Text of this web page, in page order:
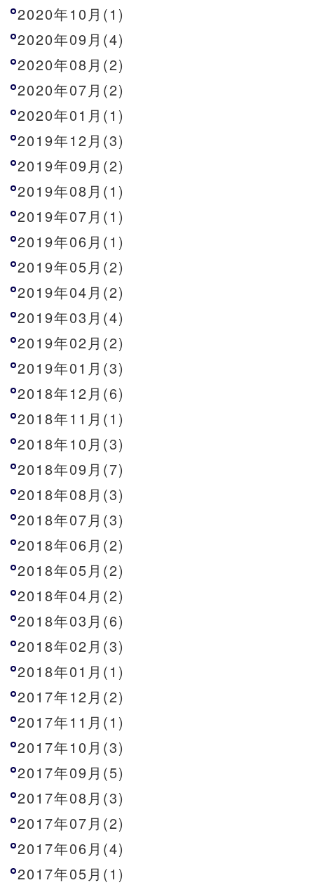
2020年10月(1)
2020年09月(4)
2020年08月(2)
2020年07月(2)
2020年01月(1)
2019年12月(3)
2019年09月(2)
2019年08月(1)
2019年07月(1)
2019年06月(1)
2019年05月(2)
2019年04月(2)
2019年03月(4)
2019年02月(2)
2019年01月(3)
2018年12月(6)
2018年11月(1)
2018年10月(3)
2018年09月(7)
2018年08月(3)
2018年07月(3)
2018年06月(2)
2018年05月(2)
2018年04月(2)
2018年03月(6)
2018年02月(3)
2018年01月(1)
2017年12月(2)
2017年11月(1)
2017年10月(3)
2017年09月(5)
2017年08月(3)
2017年07月(2)
2017年06月(4)
2017年05月(1)